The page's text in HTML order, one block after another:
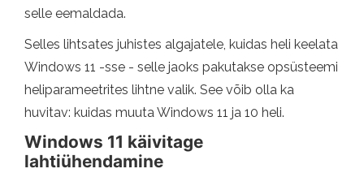
selle eemaldada.
Selles lihtsates juhistes algajatele, kuidas heli keelata
Windows 11 -sse - selle jaoks pakutakse opsüsteemi
heliparameetrites lihtne valik. See võib olla ka
huvitav: kuidas muuta Windows 11 ja 10 heli.
Windows 11 käivitage
lahtiühendamine